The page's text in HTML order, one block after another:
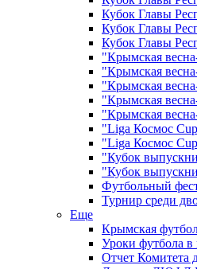
Кубок Главы
Кубок Главы
Кубок Главы
"Крымская
"Крымская
"Крымская
"Крымская
"Крымская
"Liga Космос
"Liga Космос
"Кубок
"Кубок
Футбольный
Турнир среди
Еще
Крымская
Уроки футбола в
Отчет Комитета